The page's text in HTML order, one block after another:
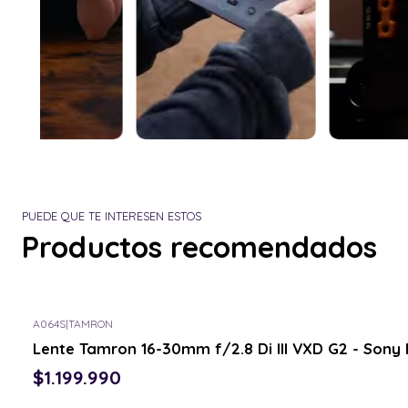
PUEDE QUE TE INTERESEN ESTOS
Productos recomendados
A064S|TAMRON
Lente Tamron 16-30mm f/2.8 Di III VXD G2 - Sony
$1.199.990